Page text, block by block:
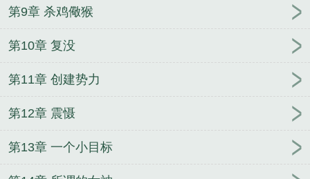
第9章 杀鸡儆猴
第10章 复没
第11章 创建势力
第12章 震慑
第13章 一个小目标